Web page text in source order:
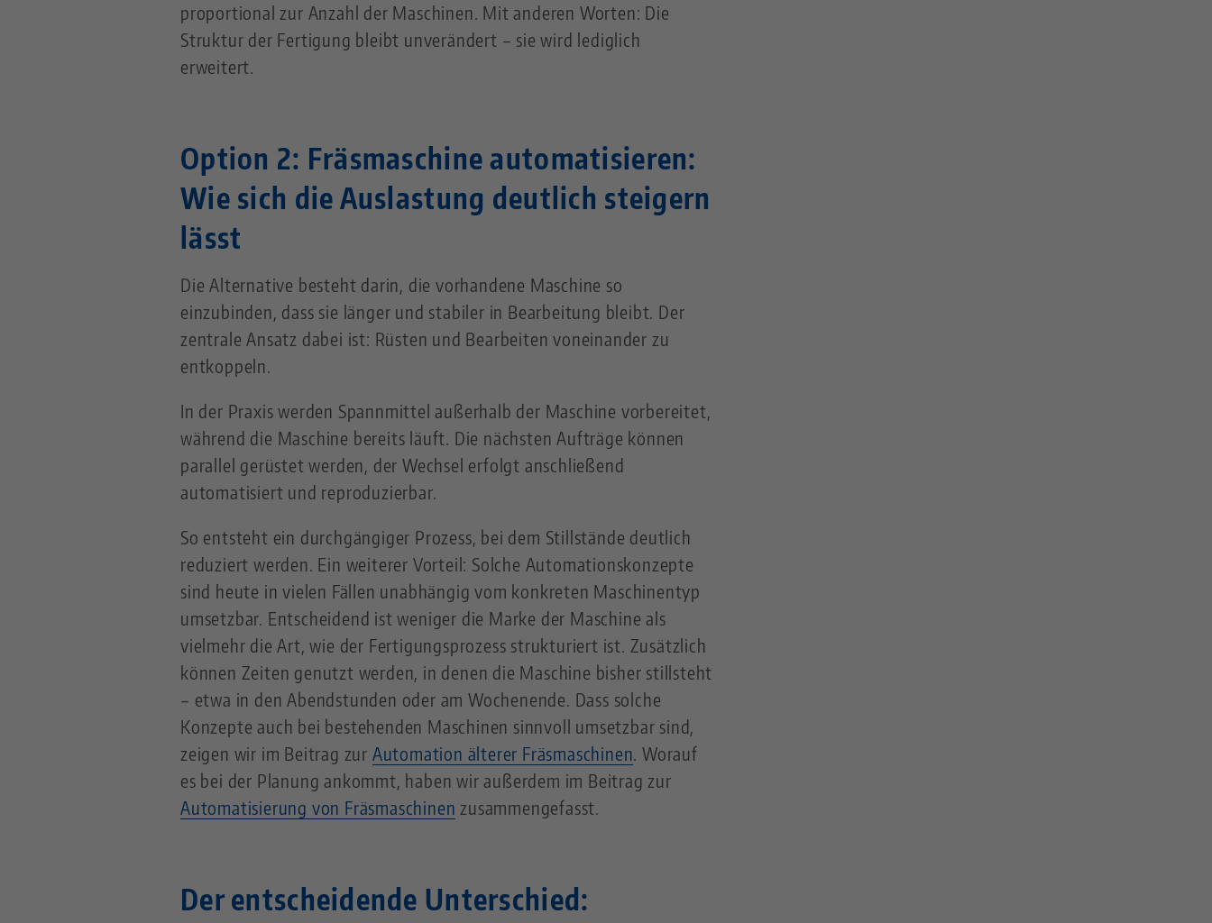
proportional zur Anzahl der Maschinen. Mit anderen Worten: Die
Struktur der Fertigung bleibt unverändert – sie wird lediglich
erweitert.
Option 2: Fräsmaschine automatisieren:
Wie sich die Auslastung deutlich steigern
lässt
Die Alternative besteht darin, die vorhandene Maschine so
einzubinden, dass sie länger und stabiler in Bearbeitung bleibt. Der
zentrale Ansatz dabei ist: Rüsten und Bearbeiten voneinander zu
entkoppeln.
In der Praxis werden Spannmittel außerhalb der Maschine vorbereitet,
während die Maschine bereits läuft. Die nächsten Aufträge können
parallel gerüstet werden, der Wechsel erfolgt anschließend
automatisiert und reproduzierbar.
So entsteht ein durchgängiger Prozess, bei dem Stillstände deutlich
reduziert werden. Ein weiterer Vorteil: Solche Automationskonzepte
sind heute in vielen Fällen unabhängig vom konkreten Maschinentyp
umsetzbar. Entscheidend ist weniger die Marke der Maschine als
vielmehr die Art, wie der Fertigungsprozess strukturiert ist. Zusätzlich
können Zeiten genutzt werden, in denen die Maschine bisher stillsteht
– etwa in den Abendstunden oder am Wochenende. Dass solche
Konzepte auch bei bestehenden Maschinen sinnvoll umsetzbar sind,
zeigen wir im Beitrag zur Automation älterer Fräsmaschinen. Worauf
es bei der Planung ankommt, haben wir außerdem im Beitrag zur
Automatisierung von Fräsmaschinen zusammengefasst.
Der entscheidende Unterschied: